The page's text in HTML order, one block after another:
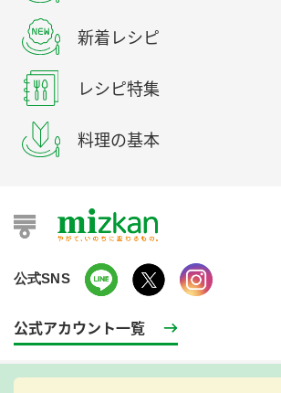
新着レシピ
レシピ特集
料理の基本
公式SNS
公式アカウント一覧